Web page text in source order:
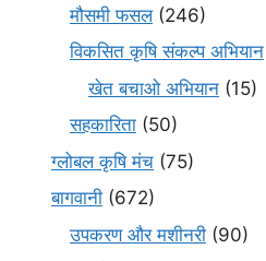
मौसमी फसल(246)
विकसित कृषि संकल्प अभियान
खेत बचाओ अभियान (15)
सहकारिता (50)
ग्लोबल कृषि मंच (75)
बागवानी (672)
उपकरण और मशीनरी (90)